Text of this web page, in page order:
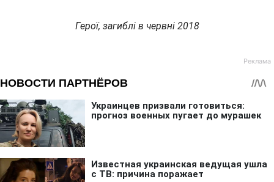
Герої, загиблі в червні 2018